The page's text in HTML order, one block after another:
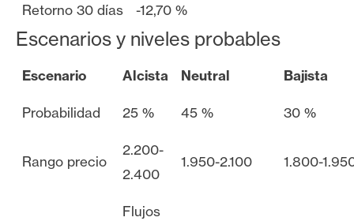
Retorno 30 días -12,70 %
Escenarios y niveles probables
Escenario Alcista Neutral Bajista
Probabilidad 25 % 45 % 30 %
Rango precio
2.200-
2.400
1.950-2.100 1.800-
Flujos